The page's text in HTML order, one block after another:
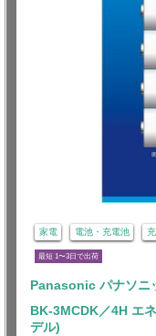
家電 電池・充電池
最短 1〜3日で出荷
Panasonic パナソニ
BK-3MCDK／4H エ
デル)